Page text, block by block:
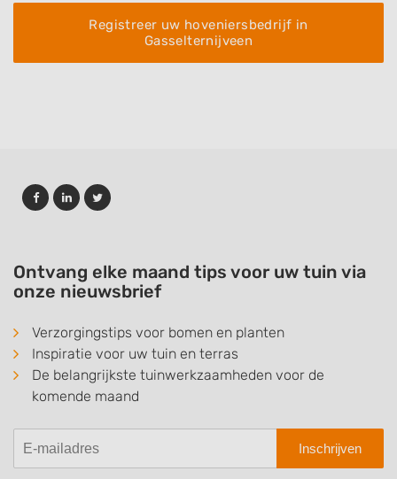
Registreer uw hoveniersbedrijf in
Gasselternijveen
Ontvang elke maand tips voor uw tuin via
onze nieuwsbrief
Verzorgingstips voor bomen en planten
Inspiratie voor uw tuin en terras
De belangrijkste tuinwerkzaamheden voor de
komende maand
Inschrijven